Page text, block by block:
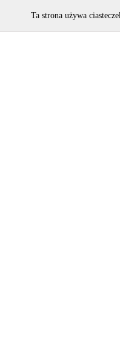
Ta strona używa